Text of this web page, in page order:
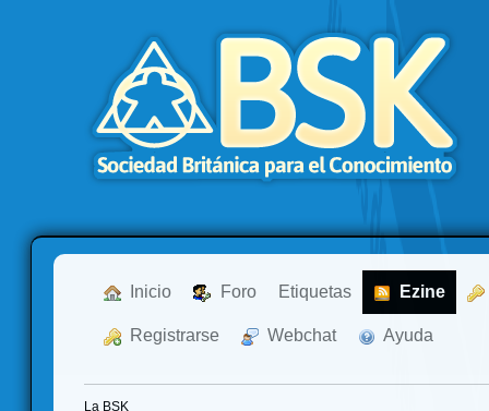
Inicio Foro Etiquetas Ezine
Registrarse Webchat Ayuda
La BSK